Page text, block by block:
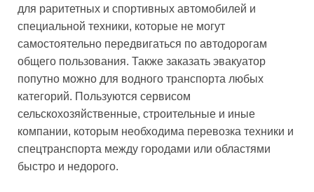
для раритетных и спортивных автомобилей и
специальной техники, которые не могут
самостоятельно передвигаться по автодорогам
общего пользования. Также заказать эвакуатор
попутно можно для водного транспорта любых
категорий. Пользуются сервисом
сельскохозяйственные, строительные и иные
компании, которым необходима перевозка техники и
спецтранспорта между городами или областями
быстро и недорого.